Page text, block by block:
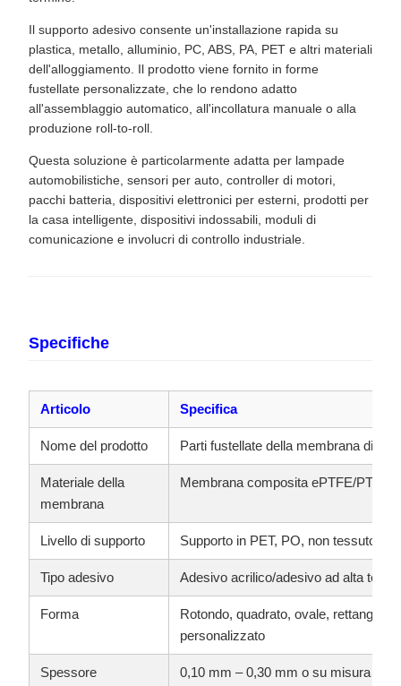
Il supporto adesivo consente un'installazione rapida su
plastica, metallo, alluminio, PC, ABS, PA, PET e altri materiali
dell'alloggiamento. Il prodotto viene fornito in forme
fustellate personalizzate, che lo rendono adatto
all'assemblaggio automatico, all'incollatura manuale o alla
produzione roll-to-roll.
Questa soluzione è particolarmente adatta per lampade
automobilistiche, sensori per auto, controller di motori,
pacchi batteria, dispositivi elettronici per esterni, prodotti per
la casa intelligente, dispositivi indossabili, moduli di
comunicazione e involucri di controllo industriale.
Specifiche
Articolo Specifica
Nome del prodotto Parti fustellate della membrana di
Materiale della
membrana
Membrana composita ePTFE/PTFE
Livello di supporto Supporto in PET, PO, non tessuto o
Tipo adesivo Adesivo acrilico/adesivo ad alta
Forma
Rotondo, quadrato, ovale, rettangolo,
personalizzato
Spessore 0,10 mm – 0,30 mm o su misura